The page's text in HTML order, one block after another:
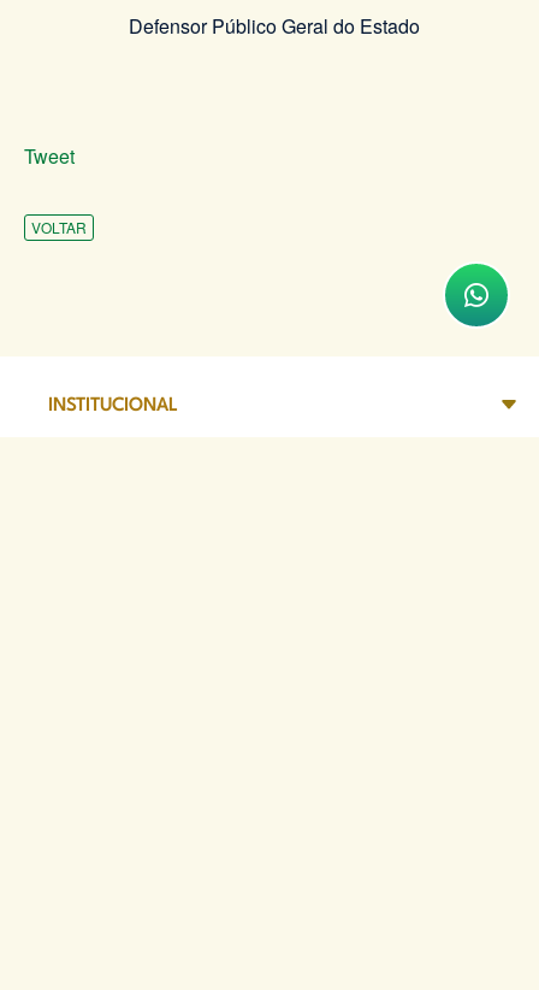
Defensor Público Geral do Estado
Tweet
VOLTAR
INSTITUCIONAL